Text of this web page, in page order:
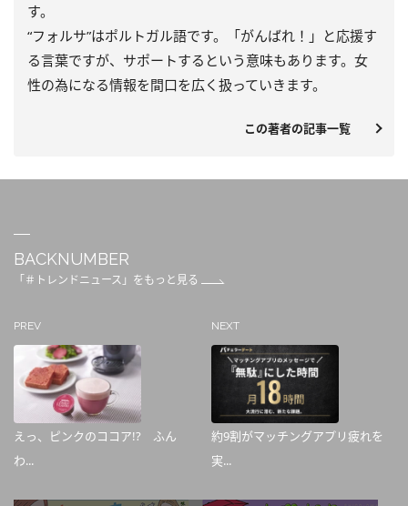
す。
“フォルサ”はポルトガル語です。「がんばれ！」と応援す
る言葉ですが、サポートするという意味もあります。女
性の為になる情報を間口を広く扱っていきます。
この著者の記事一覧
BACKNUMBER
「＃トレンドニュース」をもっと見る
PREV
えっ、ピンクのココア!? ふん
わ...
NEXT
約9割がマッチングアプリ疲れを
実...